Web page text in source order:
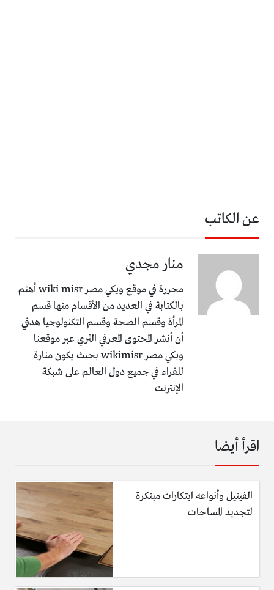
عن الكاتب
منار مجدي
محررة في موقع ويكي مصر wiki misr أهتم
بالكتابة في العديد من الأقسام منها قسم
المرأة وقسم الصحة وقسم التكنولوجيا هدفي
أن أنشر المحتوى المعرفي الثري عبر موقعنا
ويكي مصر wikimisr بحيث يكون منارة
للقراء في جميع دول العالم على شبكة
الإنترنت
اقرأ أيضا
الفينيل وأنواعه ابتكارات مبتكرة
لتجديد المساحات